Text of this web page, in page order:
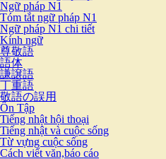
Ngữ pháp N1
Tóm tắt ngữ pháp N1
Ngữ pháp N1 chi tiết
Kính ngữ
尊敬語
語体
謙譲語
丁重語
敬語の誤用
Ôn Tập
Tiếng nhật hội thoại
Tiếng nhật và cuộc sống
Từ vựng cuộc sống
Cách viết văn,báo cáo